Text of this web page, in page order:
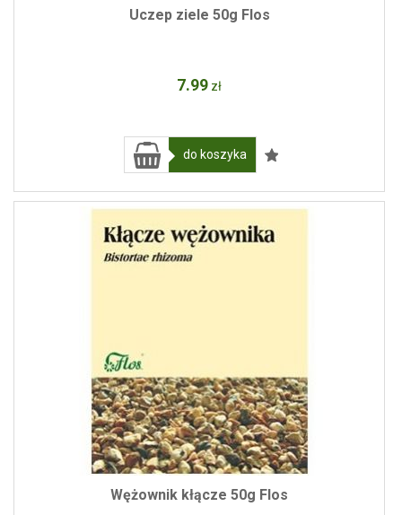
Uczep ziele 50g Flos
7.99 zł
do koszyka
Wężownik kłącze 50g Flos